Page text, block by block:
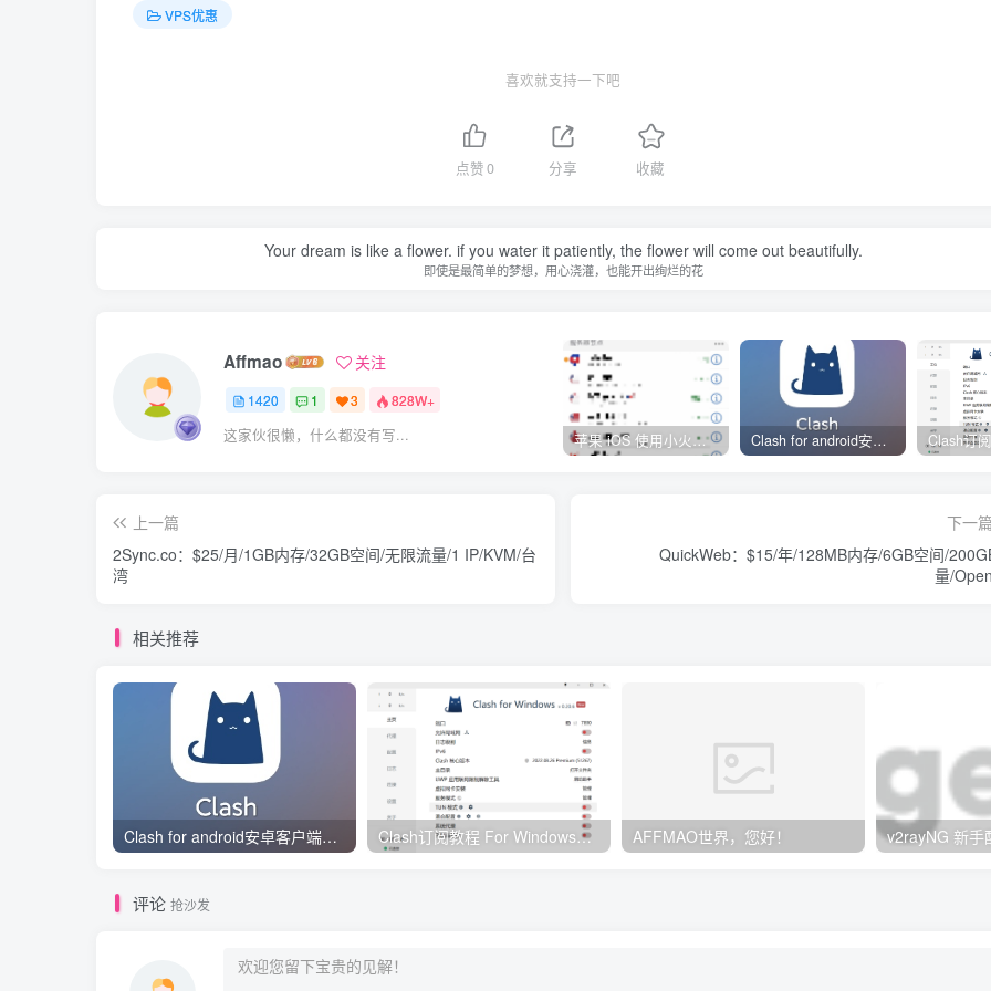
VPS优惠
喜欢就支持一下吧
点赞0 分享 收藏
Your dream is like a flower. if you water it patiently, the flower will come out beautifully.
即使是最简单的梦想，用心浇灌，也能开出绚烂的花
Affmao 关注
1420 1 3 828W+
这家伙很懒，什么都没有写... 苹果 iOS 使用小火箭(shadowrocket)新手教程 Clash for android安卓客户端保姆级新手使用教程
上一篇
2Sync.co：$25/月/1GB内存/32GB空间/无限流量/1 IP/KVM/台
湾
下一篇
QuickWeb：$15/年/128MB内存/6GB空间/
量/
相关推荐
Clash for android安卓客户端保姆级新手使用教程 Clash订阅教程 For Windows中文使用图文教程 AFFMAO世界，您好！
评论 抢沙发